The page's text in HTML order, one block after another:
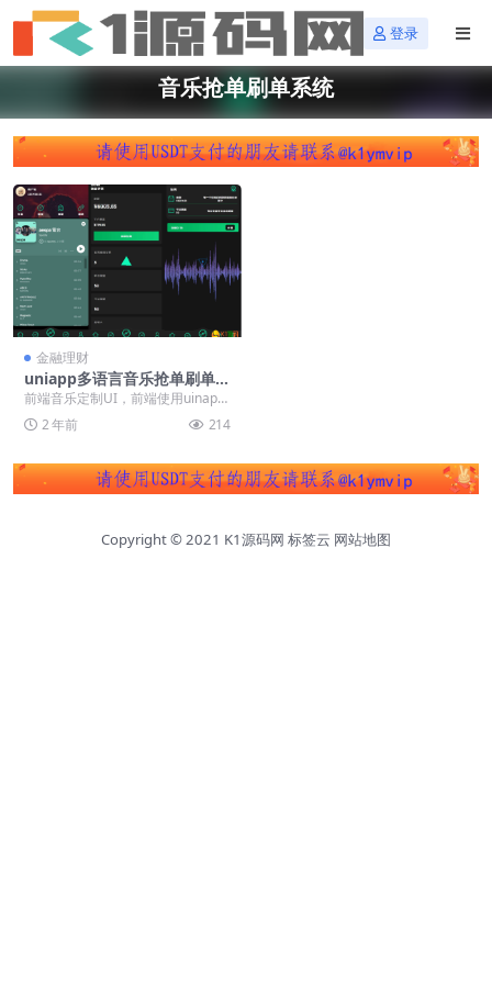
登录
音乐抢单刷单系统
金融理财
uniapp多语言音乐抢单刷单系
统/策略定制/任务分配
前端音乐定制UI，前端使用uinapp
开发后端tp框架带源码 系统支持用
户策略定...
2 年前 214
Copyright © 2021 K1源码网 标签云 网站地图